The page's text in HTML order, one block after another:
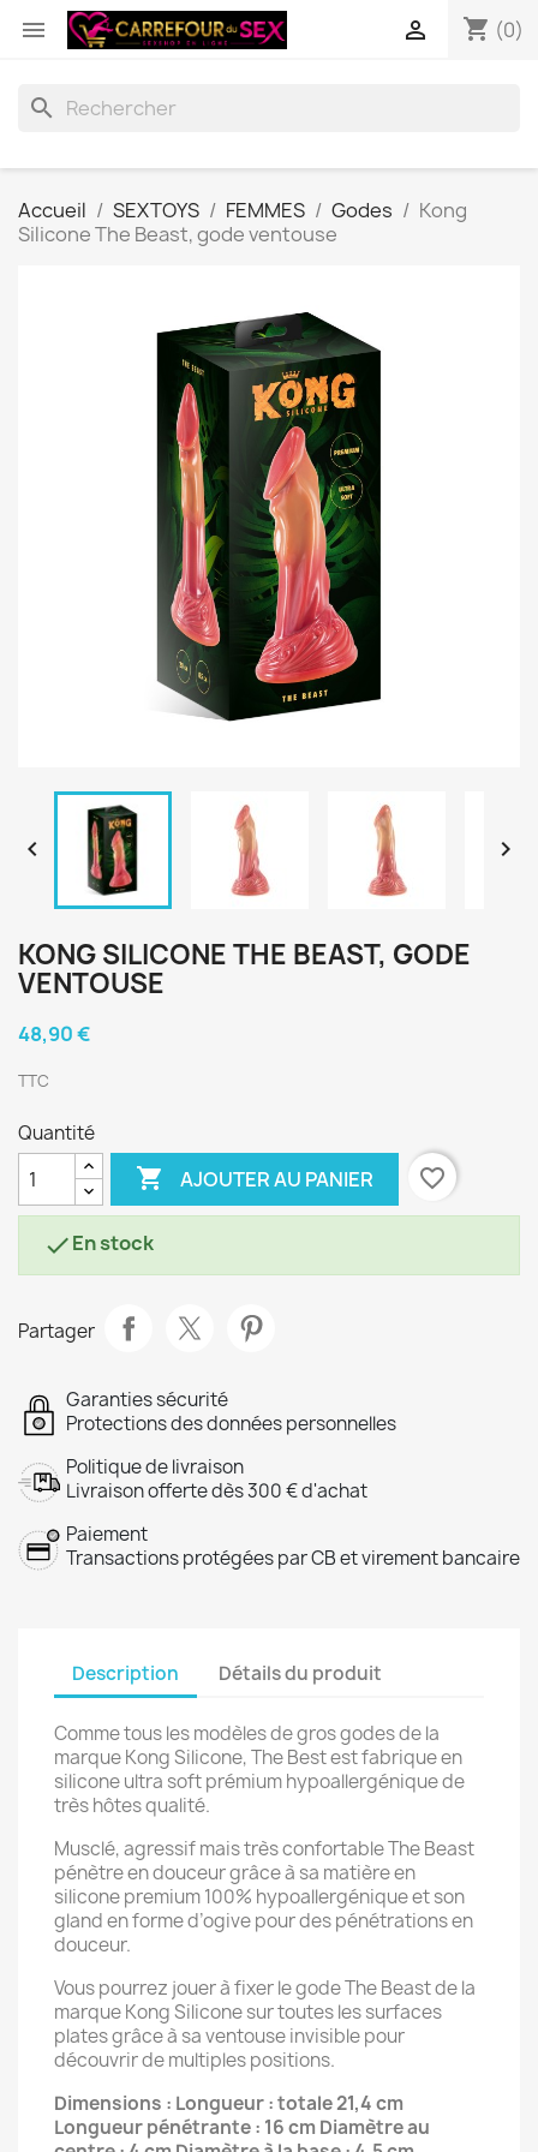
 shopping_cart (0)

search
Accueil SEXTOYS FEMMES Godes
Kong
Silicone The Beast, gode ventouse
 
KONG SILICONE THE BEAST, GODE
VENTOUSE
48,90 €
TTC
Quantité
 AJOUTER AU PANIER favorite_border
En stock
Partager
Garanties sécurité
Protections des données personnelles
Politique de livraison
Livraison offerte dès 300 € d'achat
Paiement
Transactions protégées par CB et virement bancaire
Description Détails du produit
Comme tous les modèles de gros godes de la
marque Kong Silicone, The Best est fabrique en
silicone ultra soft prémium hypoallergénique de
très hôtes qualité.
Musclé, agressif mais très confortable The Beast
pénètre en douceur grâce à sa matière en
silicone premium 100% hypoallergénique et son
gland en forme d’ogive pour des pénétrations en
douceur.
Vous pourrez jouer à fixer le gode The Beast de la
marque Kong Silicone sur toutes les surfaces
plates grâce à sa ventouse invisible pour
découvrir de multiples positions.
Dimensions : Longueur : totale 21,4 cm
Longueur pénétrante : 16 cm Diamètre au